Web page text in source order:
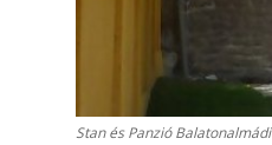
Stan és Panzió Balatonalmádi